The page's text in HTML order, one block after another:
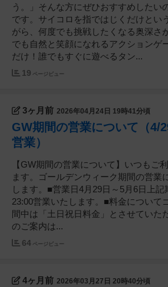
う。」そんな方にぜひおすすめしたい
です。サイコロを指ではじくだけとい
がら、何度でも挑戦したくなる奥深さ
でも自然と笑顔になれるアクションゲ
だけ！誰でもすぐに遊べるタン...
19 ページビュー
3ヶ月前 2026年04月24日 19時41分頃
GW期間の営業について（4/
営業）
【GW期間の営業について】いつもご
ます。ゴールデンウィーク期間の営業
します。■営業日4月29日～5月6日上記
23:00営業いたします。■料金について
間中は「土日祝日料金」とさせていた
のご案内は...
64 ページビュー
4ヶ月前 2026年03月27日 20時40分頃